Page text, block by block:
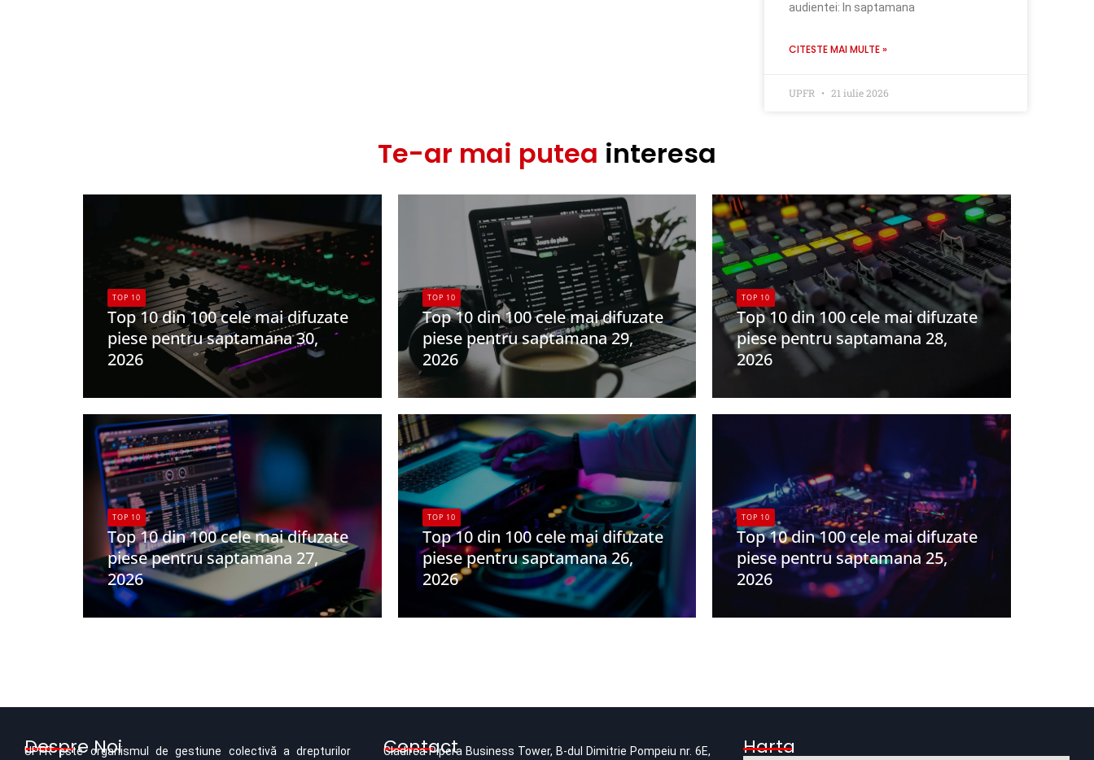
audientei: In saptamana
CITESTE MAI MULTE »
UPFR 21 iulie 2026
Te-ar mai putea interesa
TOP 10
Top 10 din 100 cele mai difuzate
piese pentru saptamana 30,
2026
TOP 10
Top 10 din 100 cele mai difuzate
piese pentru saptamana 29,
2026
TOP 10
Top 10 din 100 cele mai difuzate
piese pentru saptamana 28,
2026
TOP 10
Top 10 din 100 cele mai difuzate
piese pentru saptamana 27,
2026
UPFR
TOP 10
Top 10 din 100 cele mai difuzate
piese pentru saptamana 26,
2026
TOP 10
Top 10 din 100 cele mai difuzate
piese pentru saptamana 25,
2026
Despre Noi
UPFR este organismul de gestiune colectivă a drepturilor Contact
Cladirea Pipera Business Tower, B-dul Dimitrie Pompeiu nr. 6E, Harta